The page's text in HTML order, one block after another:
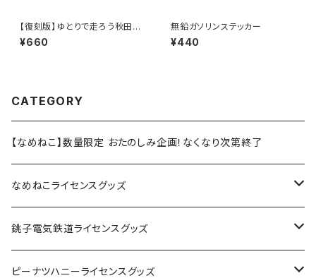
【復刻版】ゆとりで走ろう秋田県
（緑）：ステッカー（大）
¥660
無鉛ガソリンステッカー
¥440
CATEGORY
【なめねこ】数量限定 おたのしみ企画！なくなり次第終了
なめねこライセンスグッズ
Tシャツ
キャップ
銚子電気鉄道ライセンスグッズ
ステッカー
ピーナツハニーライセンスグッズ